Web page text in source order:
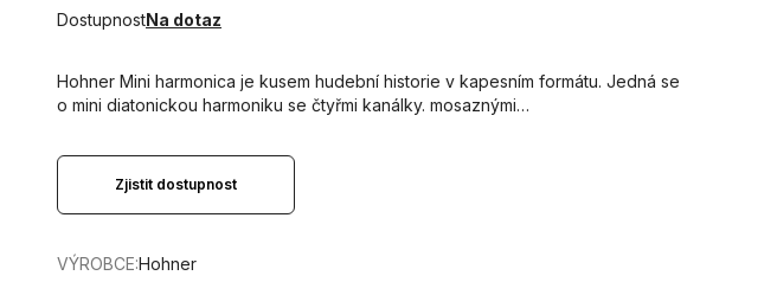
DostupnostNa dotaz
Hohner Mini harmonica je kusem hudební historie v kapesním formátu. Jedná se
o mini diatonickou harmoniku se čtyřmi kanálky. mosaznými…
Zjistit dostupnost
VÝROBCE:Hohner